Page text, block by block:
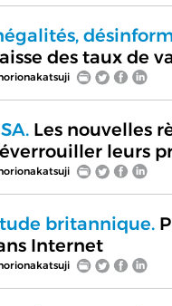
des taux de
Les nouvelles
leurs
britannique.
Internet